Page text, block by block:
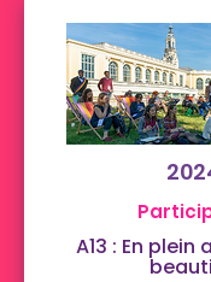
A13 : En plein